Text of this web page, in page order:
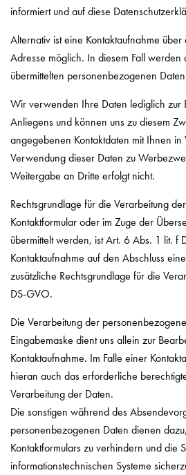
informiert und auf diese
Alternativ ist eine Kontaktaufnahme
Adresse möglich. In diesem Fall
übermittelten personenbezogenen
Wir verwenden Ihre Daten lediglich zur
Anliegens und können uns zu diesem
angegebenen Kontaktdaten mit Ihnen in
Verwendung dieser Daten zu
Weitergabe an Dritte erfolgt nicht.
Rechtsgrundlage für die Verarbeitung
Kontaktformular oder im Zuge der
übermittelt werden, ist Art. 6 Abs. 1 lit. f
Kontaktaufnahme auf den Abschluss
zusätzliche Rechtsgrundlage für die
DS-GVO.
Die Verarbeitung der
Eingabemaske dient uns allein zur
Kontaktaufnahme. Im Falle einer
hieran auch das erforderliche
Verarbeitung der Daten.
Die sonstigen während des
personenbezogenen Daten dienen
Kontaktformulars zu verhindern und die
informationstechnischen Systeme